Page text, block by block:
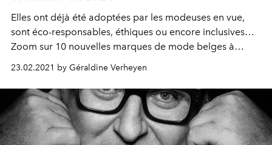
Elles ont déjà été adoptées par les modeuses en vue,
sont éco-responsables, éthiques ou encore inclusives…
Zoom sur 10 nouvelles marques de mode belges à
23.02.2021 by Géraldine Verheyen